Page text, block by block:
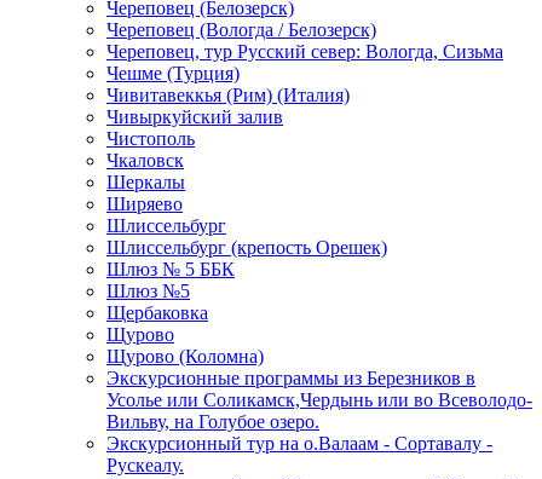
Череповец (Белозерск)
Череповец (Вологда / Белозерск)
Череповец, тур Русский север: Вологда, Сизьма
Чешме (Турция)
Чивитавеккья (Рим) (Италия)
Чивыркуйский залив
Чистополь
Чкаловск
Шеркалы
Ширяево
Шлиссельбург
Шлиссельбург (крепость Орешек)
Шлюз № 5 ББК
Шлюз №5
Щербаковка
Щурово
Щурово (Коломна)
Экскурсионные программы из Березников в
Усолье или Соликамск,Чердынь или во Всеволодо-
Вильву, на Голубое озеро.
Экскурсионный тур на о.Валаам - Сортавалу -
Рускеалу.